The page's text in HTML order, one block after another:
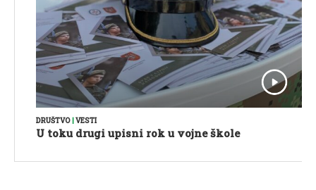
DRUŠTVO VESTI
U toku drugi upisni rok u vojne škole